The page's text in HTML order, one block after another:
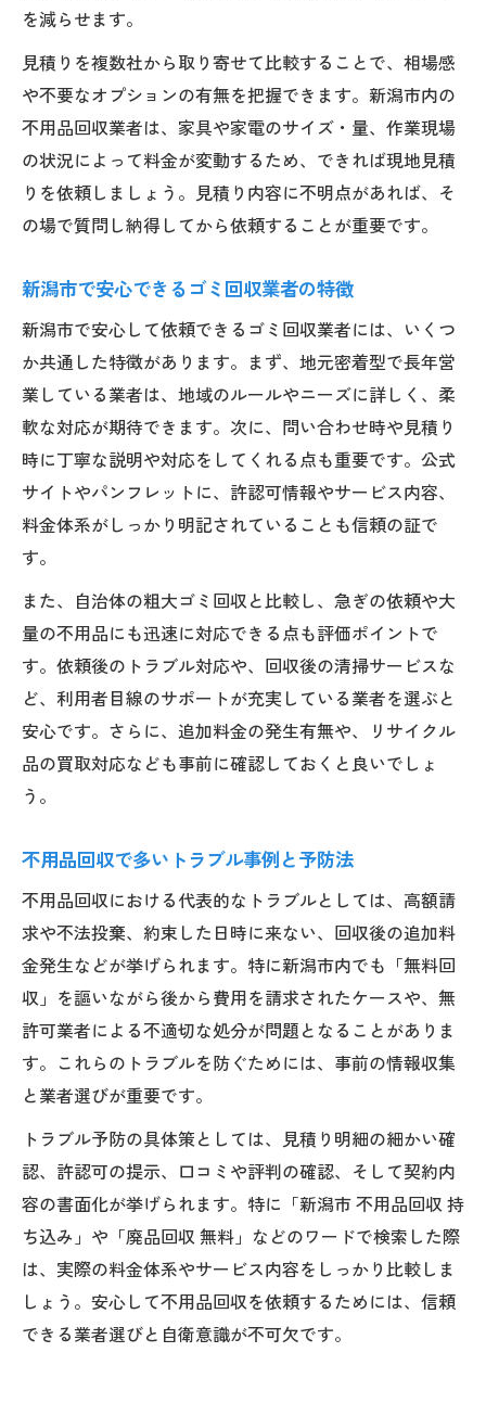
を減らせます。
見積りを複数社から取り寄せて比較することで、相場感
や不要なオプションの有無を把握できます。新潟市内の
不用品回収業者は、家具や家電のサイズ・量、作業現場
の状況によって料金が変動するため、できれば現地見積
りを依頼しましょう。見積り内容に不明点があれば、そ
の場で質問し納得してから依頼することが重要です。
新潟市で安心できるゴミ回収業者の特徴
新潟市で安心して依頼できるゴミ回収業者には、いくつ
か共通した特徴があります。まず、地元密着型で長年営
業している業者は、地域のルールやニーズに詳しく、柔
軟な対応が期待できます。次に、問い合わせ時や見積り
時に丁寧な説明や対応をしてくれる点も重要です。公式
サイトやパンフレットに、許認可情報やサービス内容、
料金体系がしっかり明記されていることも信頼の証で
す。
また、自治体の粗大ゴミ回収と比較し、急ぎの依頼や大
量の不用品にも迅速に対応できる点も評価ポイントで
す。依頼後のトラブル対応や、回収後の清掃サービスな
ど、利用者目線のサポートが充実している業者を選ぶと
安心です。さらに、追加料金の発生有無や、リサイクル
品の買取対応なども事前に確認しておくと良いでしょ
う。
不用品回収で多いトラブル事例と予防法
不用品回収における代表的なトラブルとしては、高額請
求や不法投棄、約束した日時に来ない、回収後の追加料
金発生などが挙げられます。特に新潟市内でも「無料回
収」を謳いながら後から費用を請求されたケースや、無
許可業者による不適切な処分が問題となることがありま
す。これらのトラブルを防ぐためには、事前の情報収集
と業者選びが重要です。
トラブル予防の具体策としては、見積り明細の細かい確
認、許認可の提示、口コミや評判の確認、そして契約内
容の書面化が挙げられます。特に「新潟市 不用品回収 持
ち込み」や「廃品回収 無料」などのワードで検索した際
は、実際の料金体系やサービス内容をしっかり比較しま
しょう。安心して不用品回収を依頼するためには、信頼
できる業者選びと自衛意識が不可欠です。